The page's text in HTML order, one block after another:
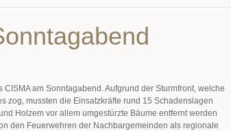
am Sonntagabend. Aufgrund der Sturmfront, welche
zog, mussten die Einsatzkräfte rund 15 Schadenslagen
Holzem vor allem umgestürzte Bäume entfernt werden
den Feuerwehren der Nachbargemeinden als regionale